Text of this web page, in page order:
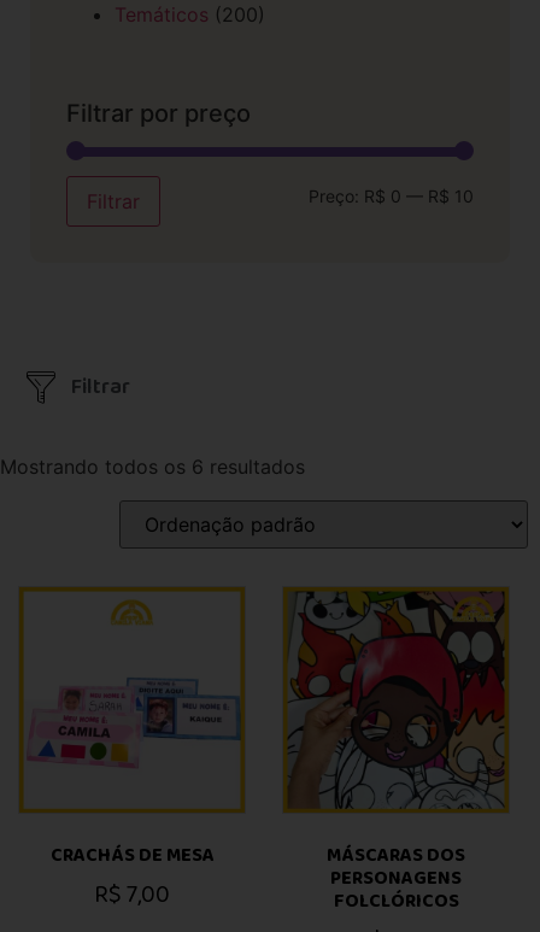
Temáticos (200)
Filtrar por preço
Filtrar Preço: R$ 0 — R$ 10
Filtrar
Mostrando todos os 6 resultados
CRACHÁS DE MESA
R$7,00
MÁSCARAS DOS
PERSONAGENS
FOLCLÓRICOS